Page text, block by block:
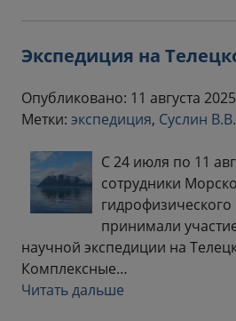
Экспедиция на
Опубликовано: 11 августа
Метки: экспедиция, Суслин В.В.
С 24 июля по 11
сотрудники
гидрофизического
принимали
научной экспедиции на
Комплексные…
Читать дальше